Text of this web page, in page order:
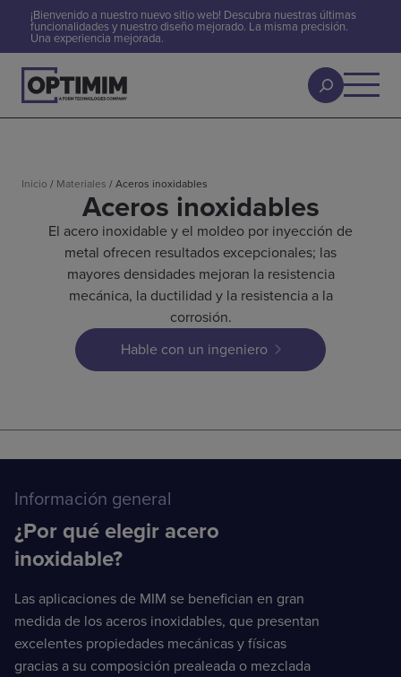
¡Bienvenido a nuestro nuevo sitio web! Descubra nuestras últimas
funcionalidades y nuestro diseño mejorado. La misma precisión.
Una experiencia mejorada.
Inicio / Materiales /Aceros inoxidables
Aceros inoxidables
El acero inoxidable y el moldeo por inyección de
metal ofrecen resultados excepcionales; las
mayores densidades mejoran la resistencia
mecánica, la ductilidad y la resistencia a la
corrosión.
Hable con un ingeniero
Información general
¿Por qué elegir acero
inoxidable?
Las aplicaciones de MIM se benefician en gran
medida de los aceros inoxidables, que presentan
excelentes propiedades mecánicas y físicas
gracias a su composición prealeada o mezclada